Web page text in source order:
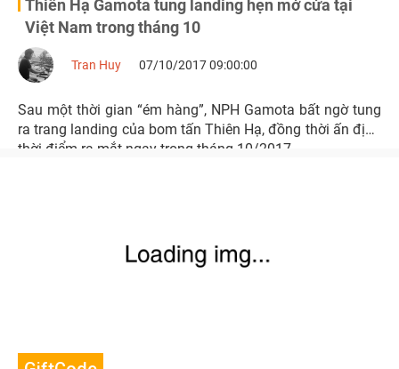
Thiên Hạ Gamota tung landing hẹn mở cửa tại
Việt Nam trong tháng 10
Tran Huy 07/10/2017 09:00:00
Sau một thời gian “ém hàng”, NPH Gamota bất ngờ tung
ra trang landing của bom tấn Thiên Hạ, đồng thời ấn định
thời điểm ra mắt ngay trong tháng 10/2017.